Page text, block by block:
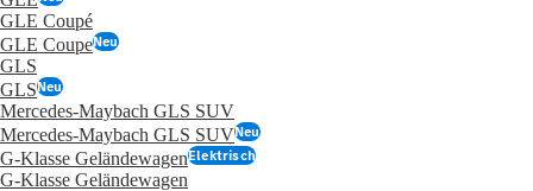
GLE Coupé
GLE CoupeNeu
GLS
GLSNeu
Mercedes-Maybach GLS SUV
Mercedes-Maybach GLS SUVNeu
G-Klasse GeländewagenElektrisch
G-Klasse Geländewagen